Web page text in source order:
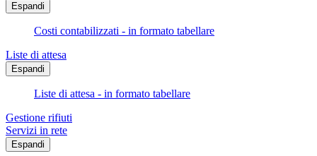
Espandi
Costi contabilizzati - in formato tabellare
Liste di attesa
Espandi
Liste di attesa - in formato tabellare
Gestione rifiuti
Servizi in rete
Espandi